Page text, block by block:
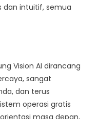
dan intuitif, semua
Vision AI dirancang
sangat
dan terus
operasi gratis
masa depan,